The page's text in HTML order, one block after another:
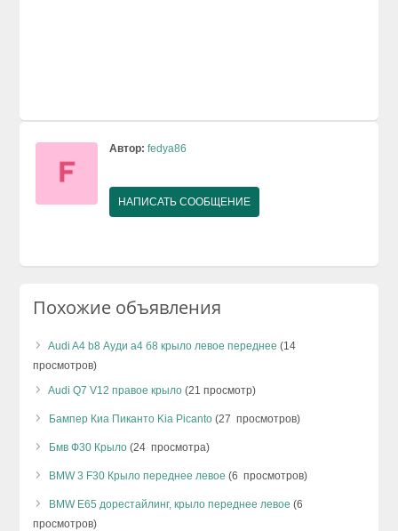
Автор: fedya86
НАПИСАТЬ СООБЩЕНИЕ
Похожие объявления
Audi A4 b8 Ауди а4 б8 крыло левое переднее (14
просмотров)
Audi Q7 V12 правое крыло (21 просмотр)
Бампер Киа Пиканто Kia Picanto (27 просмотров)
Бмв Ф30 Крыло (24 просмотра)
BMW 3 F30 Крыло переднее левое (6 просмотров)
BMW E65 дорестайлинг, крыло переднее левое (6
просмотров)